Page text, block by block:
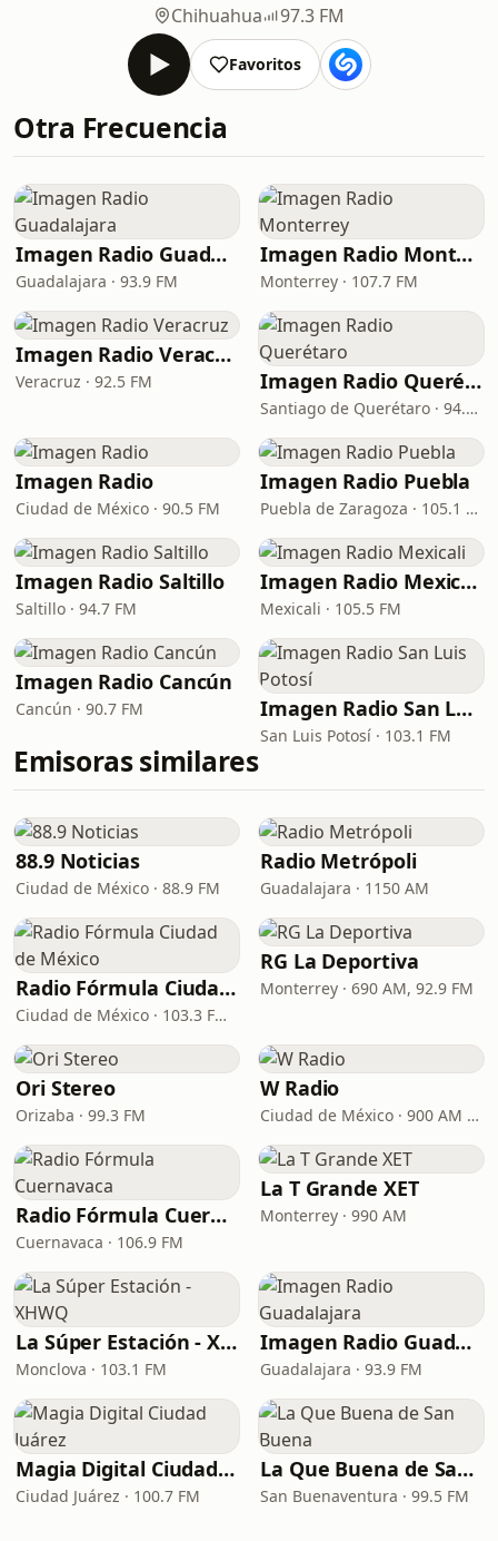
Chihuahua
97.3 FM
Favoritos
Otra Frecuencia
Imagen Radio Guadalajara
Guadalajara · 93.9 FM
Imagen Radio Monterrey
Monterrey · 107.7 FM
Imagen Radio Veracruz
Veracruz · 92.5 FM Imagen Radio Querétaro
Santiago de Querétaro · 94.7 FM
Imagen Radio
Ciudad de México · 90.5 FM
Imagen Radio Puebla
Puebla de Zaragoza · 105.1 FM
Imagen Radio Saltillo
Saltillo · 94.7 FM
Imagen Radio Mexicali
Mexicali · 105.5 FM
Imagen Radio Cancún
Cancún · 90.7 FM Imagen Radio San Luis Potosí
San Luis Potosí · 103.1 FM
Emisoras similares
88.9 Noticias
Ciudad de México · 88.9 FM
Radio Metrópoli
Guadalajara · 1150 AM
Radio Fórmula Ciudad de México
Ciudad de México · 103.3 FM - 970 AM
RG La Deportiva
Monterrey · 690 AM, 92.9 FM
Ori Stereo
Orizaba · 99.3 FM
W Radio
Ciudad de México · 900 AM / 96.9 FM
Radio Fórmula Cuernavaca
Cuernavaca · 106.9 FM
La T Grande XET
Monterrey · 990 AM
La Súper Estación - XHWQ
Monclova · 103.1 FM
Imagen Radio Guadalajara
Guadalajara · 93.9 FM
Magia Digital Ciudad Juárez
Ciudad Juárez · 100.7 FM
La Que Buena de San Buena
San Buenaventura · 99.5 FM